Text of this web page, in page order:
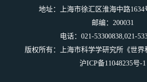
地址：上海市徐汇区淮海中路1634
邮编：200031
电话：021-53300838,021-
版权所有：上海市科学学研究所《世
沪ICP备11048235号-1